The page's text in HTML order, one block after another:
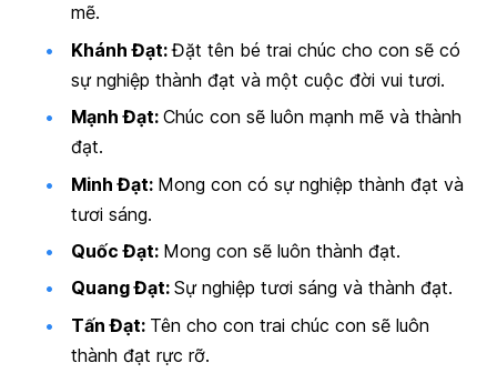
mẽ.
Khánh Đạt:Đặt tên bé trai chúc cho con sẽ có
sự nghiệp thành đạt và một cuộc đời vui tươi.
Mạnh Đạt: Chúc con sẽ luôn mạnh mẽ và thành
đạt.
Minh Đạt: Mong con có sự nghiệp thành đạt và
tươi sáng.
Quốc Đạt: Mong con sẽ luôn thành đạt.
Quang Đạt: Sự nghiệp tươi sáng và thành đạt.
Tấn Đạt: Tên cho con trai chúc con sẽ luôn
thành đạt rực rỡ.